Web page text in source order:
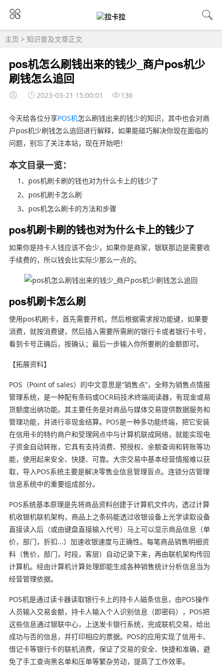
主页 > 知识普及文章正文
pos机怎么刷钱出来的钱少_商户pos机少
刷钱怎么追回
2023-03-21 15:00:01 136
今天给各位分享POS机怎么刷钱出来的钱少的知识，其中也会对商
户pos机少刷钱怎么追回进行解释，如果能碰巧解决你现在面临的
问题，别忘了关注本站，现在开始吧！
本文目录一览：
1、pos机刷卡刷的钱也对为什么卡上的钱少了
2、pos机刷卡怎么刷
3、pos机怎么刷卡的方法和步骤
pos机刷卡刷的钱也对为什么卡上的钱少了
如果你是持卡人钱应该不会少，如果你是商家，银联那边是需要收
手续费的，所以钱会比实际少那么一点的。
pos机刷卡怎么刷
使用pos机刷卡，首先需要开机，然后根据需求按功能键，如果要
消费，就按消费键，然后插入需要所需刷的银行卡或者银行卡号，
看到卡号正确后，按确认；最后一步输入你所要刷的金额即可。
【拓展资料】
POS（Point of sales）的中文意思是“销售点”，全称为销售点情报
管理系统，是一种配有条码或OCR码技术终端阅读器，有现金或易
货额度出纳功能。其主要任务是对商品与媒体交易提供数据服务和
管理功能，并进行非现金结算。POS是一种多功能终端，把它安装
在信用卡的特约商户和受理网点中与计算机联成网络，就能实现电
子资金自动转账，它具有支持消费、预授权、余额查询和转账等功
能，使用起来安全、快捷、可靠。大宗交易中基本经营情报难以获
取，导入POS系统主要是解决零售业信息管理盲点。连锁分店管理
信息系统中的重要组成部分。
POS系统基本原理是先将商品资料创建于计算机文件内，透过计算
机收银机联机架构，商品上之条码能透过收银设备上光学读取设备
直接读入后（或由键盘直接输入代号）马上可以显示商品信息（单
价，部门，折扣...）加速收银速度与正确性。每笔商品销售明细资
料（售价，部门，时段，客层）自动记录下来，再由联机架构传回
计算机。经由计算机计算处理即能生成各种销售统计分析信息当为
经营管理依据。
POS机是通过读卡器读取银行卡上的持卡人磁条信息，由POS操作
人员输入交易金额，持卡人输入个人识别信息（即密码），POS把
这些信息通过银联中心，上送发卡银行系统，完成联机交易，给出
成功与否的信息，并打印相应的票据。POS的应用实现了信用卡、
借记卡等银行卡的联机消费，保证了交易的安全、快捷和准确，避
免了手工查询黑名单和压单等繁杂劳动，提高了工作效率。